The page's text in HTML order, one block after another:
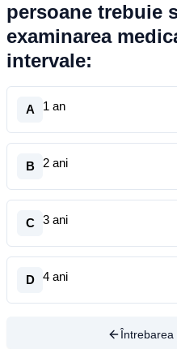
persoane trebuie
examinarea
intervale:
A 1 an
B 2 ani
C 3 ani
D 4 ani
Întrebarea